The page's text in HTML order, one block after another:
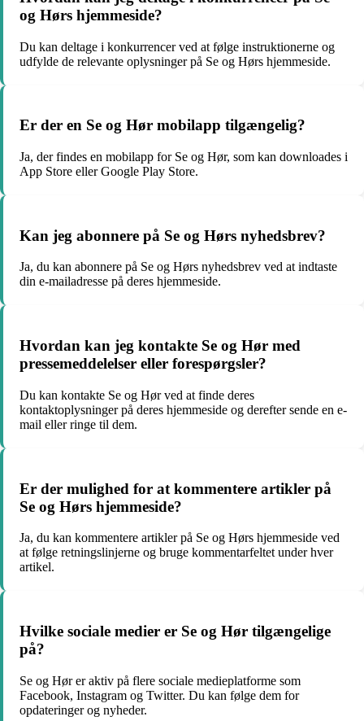
og Hørs hjemmeside?
Du kan deltage i konkurrencer ved at følge instruktionerne og
udfylde de relevante oplysninger på Se og Hørs hjemmeside.
Er der en Se og Hør mobilapp tilgængelig?
Ja, der findes en mobilapp for Se og Hør, som kan downloades i
App Store eller Google Play Store.
Kan jeg abonnere på Se og Hørs nyhedsbrev?
Ja, du kan abonnere på Se og Hørs nyhedsbrev ved at indtaste
din e-mailadresse på deres hjemmeside.
Hvordan kan jeg kontakte Se og Hør med
pressemeddelelser eller forespørgsler?
Du kan kontakte Se og Hør ved at finde deres
kontaktoplysninger på deres hjemmeside og derefter sende en e-
mail eller ringe til dem.
Er der mulighed for at kommentere artikler på
Se og Hørs hjemmeside?
Ja, du kan kommentere artikler på Se og Hørs hjemmeside ved
at følge retningslinjerne og bruge kommentarfeltet under hver
artikel.
Hvilke sociale medier er Se og Hør tilgængelige
på?
Se og Hør er aktiv på flere sociale medieplatforme som
Facebook, Instagram og Twitter. Du kan følge dem for
opdateringer og nyheder.